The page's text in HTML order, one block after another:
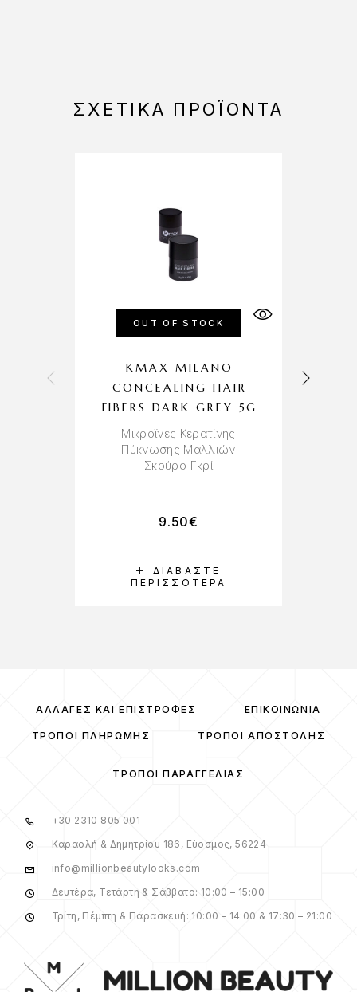
ΣΧΕΤΙΚΆ ΠΡΟΪΌΝΤΑ
OUT OF STOCK
ΔΙΑΒΆΣΤΕ
ΠΕΡΙΣΣΌΤΕΡΑ
KMAX MILANO
CONCEALING HAIR
FIBERS DARK GREY 5G
Μικροϊνες Κερατίνης
Πύκνωσης Μαλλιών
Σκούρο Γκρί
9.50€
ΑΛΛΑΓΈΣ ΚΑΙ ΕΠΙΣΤΡΟΦΈΣ ΕΠΙΚΟΙΝΩΝΊΑ
ΤΡΌΠΟΙ ΠΛΗΡΩΜΉΣ ΤΡΌΠΟΙ ΑΠΟΣΤΟΛΉΣ
ΤΡΌΠΟΙ ΠΑΡΑΓΓΕΛΊΑΣ
+30 2310 805 001
Καραολή & Δημητρίου 186, Εύοσμος, 56224
info@millionbeautylooks.com
Δευτέρα, Τετάρτη & Σάββατο: 10:00 – 15:00
Τρίτη, Πέμπτη & Παρασκευή: 10:00 – 14:00 & 17:30 – 21:00